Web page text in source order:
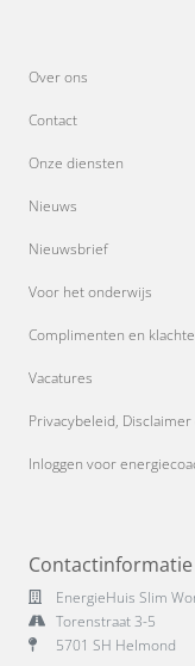
Over ons
Contact
Onze diensten
Nieuws
Nieuwsbrief
Voor het onderwijs
Complimenten en
Vacatures
Privacybeleid,
Inloggen voor
Contactinformatie
EnergieHuis Slim
Torenstraat 3-5
5701 SH Helmond